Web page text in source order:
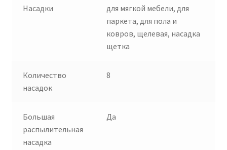
Насадки
для мягкой мебели, для
паркета, для пола и
ковров, щелевая, насадка
щетка
Количество
насадок
8
Большая
распылительная
насадка
Да